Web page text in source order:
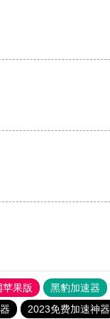
果版 黑豹加速器
2023免费加速神器